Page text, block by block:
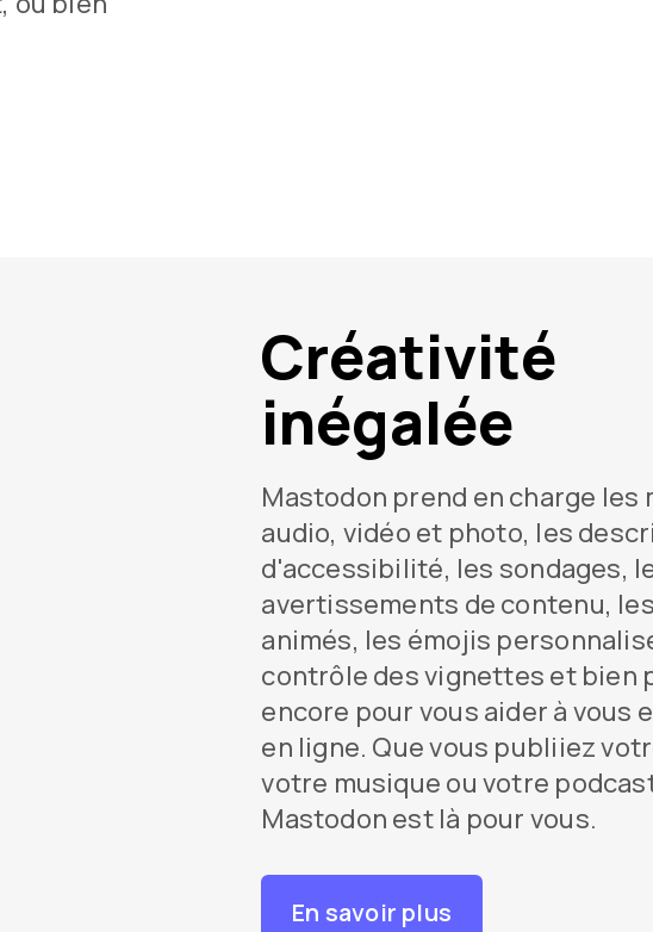
Créativité
inégalée
Mastodon prend en charge les
audio, vidéo et photo, les
d'accessibilité, les sondages,
avertissements de contenu,
animés, les émojis
contrôle des vignettes et bien
encore pour vous aider à vous
en ligne. Que vous publiiez
votre musique ou votre
Mastodon est là pour vous.
En savoir plus